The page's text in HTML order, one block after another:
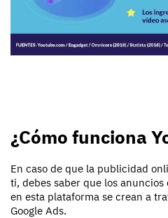
¿Cómo funciona
En caso de que la publicidad
ti, debes saber que los anuncios
en esta plataforma se crean a
Google Ads.